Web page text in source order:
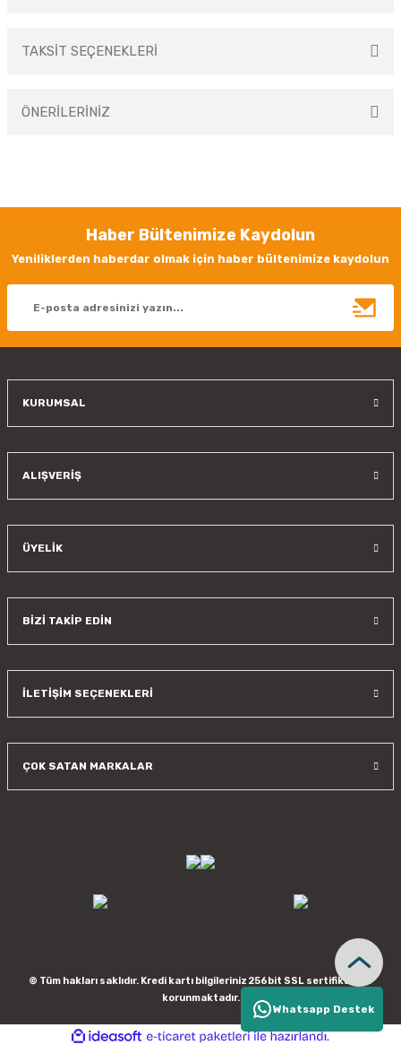
TAKSİT SEÇENEKLERİ
ÖNERİLERİNİZ
Görüş ve önerileriniz için teşekkür ederiz.
Ürün resmi kalitesiz, bozuk veya görüntülenemiyor.
Ürün bilgilerinde hatalar bulunuyor.
Haber Bültenimize Kaydolun
Yeniliklerden haberdar olmak için haber bültenimize kaydolun
KURUMSAL
ALIŞVERİŞ
ÜYELİK
BİZİ TAKİP EDİN
İLETİŞİM SEÇENEKLERİ
ÇOK SATAN MARKALAR
© Tüm hakları saklıdır. Kredi kartı bilgileriniz 256bit SSL sertifikası ile
korunmaktadır.
Whatsapp Destek
ideasoft e-